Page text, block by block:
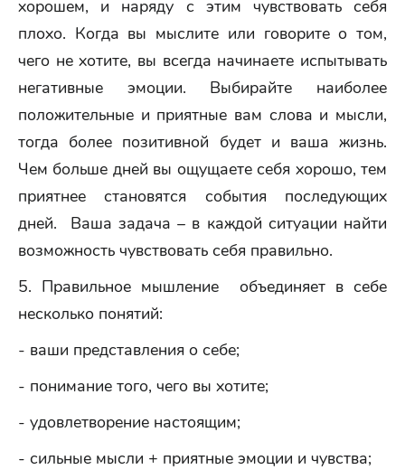
хорошем, и наряду с этим чувствовать себя
плохо. Когда вы мыслите или говорите о том,
чего не хотите, вы всегда начинаете испытывать
негативные эмоции. Выбирайте наиболее
положительные и приятные вам слова и мысли,
тогда более позитивной будет и ваша жизнь.
Чем больше дней вы ощущаете себя хорошо, тем
приятнее становятся события последующих
дней. Ваша задача – в каждой ситуации найти
возможность чувствовать себя правильно.
5. Правильное мышление объединяет в себе
несколько понятий:
- ваши представления о себе;
- понимание того, чего вы хотите;
- удовлетворение настоящим;
- сильные мысли + приятные эмоции и чувства;